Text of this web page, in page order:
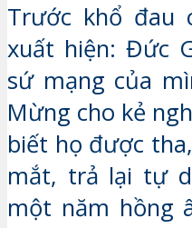
Trước khổ đau
xuất hiện: Đức
sứ mạng của
Mừng cho kẻ
biết họ được
mắt, trả lại tự
một năm hồng